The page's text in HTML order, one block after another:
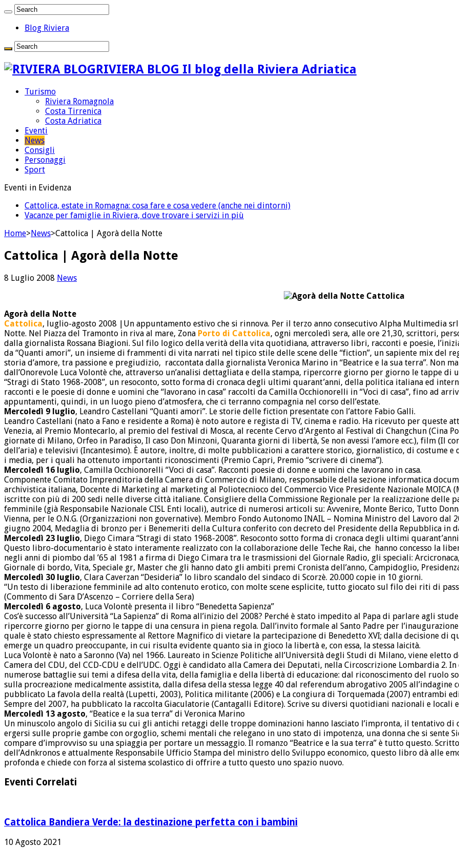
Blog Riviera
RIVIERA BLOG Il blog della Riviera Adriatica
Turismo
Riviera Romagnola
Costa Tirrenica
Costa Adriatica
Eventi
News
Consigli
Personaggi
Sport
Eventi in Evidenza
Cattolica, estate in Romagna: cosa fare e cosa vedere (anche nei dintorni)
Vacanze per famiglie in Riviera, dove trovare i servizi in più
Home>News>Cattolica | Agorà della Notte
Cattolica | Agorà della Notte
8 Luglio 2008 News
Agorà della Notte
Cattolica, luglio-agosto 2008 |Un appuntamento estivo che si rinnova. Per il terzo anno consecutivo Alpha Multimedia
Notte. Nel Piazza del Tramonto in riva al mare, Zona Porto di Cattolica, ogni mercoledì sera, alle ore 21,30, scrittori,
dalla giornalista Rossana Biagioni. Sul filo logico della verità della vita quotidiana, attraverso libri, racconti e poesie,
da “Quanti amori”, un insieme di frammenti di vita narrati nel tipico stile delle scene delle “fiction”, un sapiente mix del
storia d’amore, tra passione e pregiudizio, raccontata dalla giornalista Veronica Marino in “Beatrice e la sua terra”. Non
dall’Onorevole Luca Volontè che, attraverso un’analisi dettagliata e della stampa, ripercorre giorno per giorno le tappe di
“Stragi di Stato 1968-2008”, un resoconto, sotto forma di cronaca degli ultimi quarant’anni, della politica italiana ed
racconti e le poesie di donne e uomini che “lavorano in casa” raccolti da Camilla Occhionorelli in “Voci di casa”, fino ad
appuntamenti, quindi, in un luogo pieno d’atmosfera, che ci terranno compagnia nel corso dell’estate.
Mercoledì 9 luglio, Leandro Castellani “Quanti amori”. Le storie delle fiction presentate con l’attore Fabio Galli.
Leandro Castellani (nato a Fano e residente a Roma) è noto autore e regista di TV, cinema e radio. Ha ricevuto per queste
Venezia, al Premio Montecarlo, al premio del festival di Mosca, al recente Cervo d’Argento al Festival di Changchun (Cina
giornate di Milano, Orfeo in Paradiso, Il caso Don Minzoni, Quaranta giorni di libertà, Se non avessi l’amore ecc.), film (Il
dell’aria) e televisivi (Incantesimo). È autore, inoltre, di molte pubblicazioni a carattere storico, giornalistico, di costume e
i media, per i quali ha ottenuto importanti riconoscimenti (Premio Capri, Premio “scrivere di cinema”).
Mercoledì 16 luglio, Camilla Occhionorelli “Voci di casa”. Racconti poesie di donne e uomini che lavorano in casa.
Componente Comitato Imprenditoria della Camera di Commercio di Milano, responsabile della sezione informatica
archivistica italiana, Docente di Marketing al marketing al Poliotecnioco del Commercio Vice Presidente Nazionale
iscritte con più di 200 sedi nelle diverse città italiane. Consigliere della Commissione Regionale per la realizzazione delle
femminile (già Responsabile Nazionale CISL Enti locali), autrice di numerosi articoli su: Avvenire, Monte Berico, Tutto
Vienna, per le O.N.G. (Organizzazioni non governative). Membro Fondo Autonomo INAIL – Nomina Ministro del Lavoro
giugno 2004, Medaglia di bronzo per i Benemeriti della Cultura conferito con decreto del Presidente della Repubblica in
Mercoledì 23 luglio, Diego Cimara “Stragi di stato 1968-2008”. Resoconto sotto forma di cronaca degli ultimi
Questo libro-documentario è stato interamente realizzato con la collaborazione delle Teche Rai, che hanno concesso la
negli anni di piombo dal ’65 al 1981 a firma di Diego Cimara tra le trasmissioni del Giornale Radio, gli speciali:
Giornale di bordo, Vita, Speciale gr, Master che gli hanno dato gli ambiti premi Cronista dell’anno, Campidoglio,
Mercoledì 30 luglio, Clara Caverzan “Desideria” lo libro scandalo del sindaco di Scorzè. 20.000 copie in 10 giorni.
“Un testo di liberazione femminile ad alto contenuto erotico, con molte scene esplicite, tutto giocato sul filo dei riti di
(Commento di Sara D’Ascenzo – Corriere della Sera)
Mercoledì 6 agosto, Luca Volontè presenta il libro “Benedetta Sapienza”
Cos’è successo all’Università “La Sapienza” di Roma all’inizio del 2008? Perché è stato impedito al Papa di parlare agli
ripercorre giorno per giorno le tappe di una censura in piena regola. Dall’invito formale al Santo Padre per
quale è stato chiesto espressamente al Rettore Magnifico di vietare la partecipazione di Benedetto XVI; dalla decisione di
emerge un quadro preoccupante, in cui risulta evidente quanto sia in gioco la libertà e, con essa, la stessa laicità.
Luca Volontè è nato a Saronno (Va) nel 1966. Laureato in Scienze Politiche all’Università degli Studi di Milano, viene
Camera del CDU, del CCD-CDU e dell’UDC. Oggi è candidato alla Camera dei Deputati, nella Circoscrizione Lombardia
numerose battaglie sui temi a difesa della vita, della famiglia e della libertà di educazione: dal riconoscimento del ruolo
sulla procreazione medicalmente assistita, dalla difesa della stessa legge 40 dal referendum abrogativo 2005 all’indagine
pubblicato La favola della realtà (Lupetti, 2003), Politica militante (2006) e La congiura di Torquemada (2007) entrambi
Sempre del 2007, ha pubblicato la raccolta Giaculatorie (Cantagalli Editore). Scrive su diversi quotidiani nazionali e locali
Mercoledì 13 agosto, “Beatice e la sua terra” di Veronica Marino
Un minuscolo angolo di Sicilia su cui gli antichi retaggi delle troppe dominazioni hanno lasciato l’impronta, il tentativo di
ergersi sulle proprie gambe con orgoglio, schemi mentali che relegano in uno stato di impotenza, una donna che si sente
compare d’improvviso su una spiaggia per portare un messaggio. Il romanzo “Beatrice e la sua terra” è tutto questo.
dell’Adnkronos e attualmente Responsabile Ufficio Stampa del ministro dello Sviluppo economico, questo libro dà alle
profonda e chiede con forza al sistema scolastico di offrire a tutto questo uno spazio nuovo.
Eventi Correlati
Cattolica Bandiera Verde: la destinazione perfetta con i bambini
10 Agosto 2021